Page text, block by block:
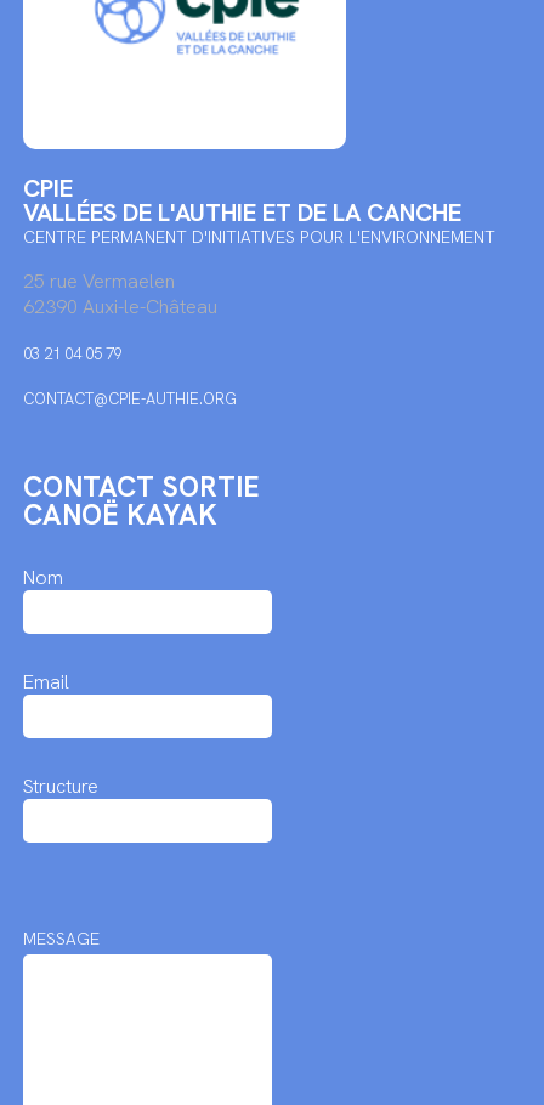
CPIE
VALLÉES DE L'AUTHIE ET DE LA CANCHE
CENTRE PERMANENT D'INITIATIVES POUR L'ENVIRONNEMENT
25 rue Vermaelen
62390 Auxi-le-Château
03 21 04 05 79
CONTACT@CPIE-AUTHIE.ORG
CONTACT SORTIE
CANOË KAYAK
Nom
Email
Structure
MESSAGE